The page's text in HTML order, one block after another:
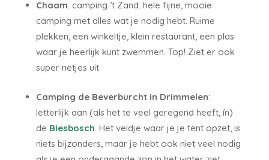
Chaam: camping ’t Zand: hele fijne, mooie
camping met alles wat je nodig hebt. Ruime
plekken, een winkeltje, klein restaurant, een plas
waar je heerlijk kunt zwemmen. Top! Ziet er ook
super netjes uit.
Camping de Beverburcht in Drimmelen:
letterlijk aan (als het te veel geregend heeft, ín)
de Biesbosch . Het veldje waar je je tent opzet, is
niets bijzonders, maar je hebt ook niet veel nodig